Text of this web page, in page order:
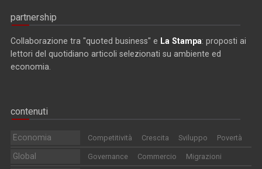
partnership
Collaborazione tra "quoted business" e La Stampa: proposti ai
lettori del quotidiano articoli selezionati su ambiente ed
economia.
contenuti
Economia Competitività Crescita Sviluppo Povertà
Global Governance Commercio Migrazioni